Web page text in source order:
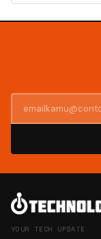
YOUR TECH UPDATE